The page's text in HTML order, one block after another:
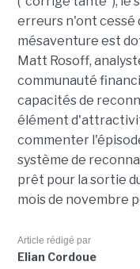
erreurs n'ont cessé
mésaventure est
Matt Rosoff,
communauté
capacités de
élément
commenter
système de
prêt pour la sortie
mois de novembre
Article rédigé par
Elian Cordoue